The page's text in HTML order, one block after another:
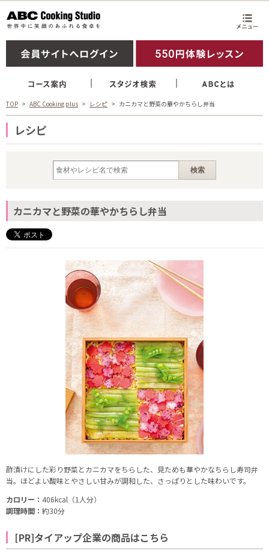
TOP ABC Cooking plus レシピ カニカマと野菜の華やかちらし弁当
レシピ
カニカマと野菜の華やかちらし弁当
酢漬けにした彩り野菜とカニカマをちらした、見ためも華やかなちらし寿司弁
当。ほどよい酸味とやさしい甘みが調和した、さっぱりとした味わいです。
カロリー： 406kcal（1人分）
調理時間： 約30分
[PR]タイアップ企業の商品はこちら